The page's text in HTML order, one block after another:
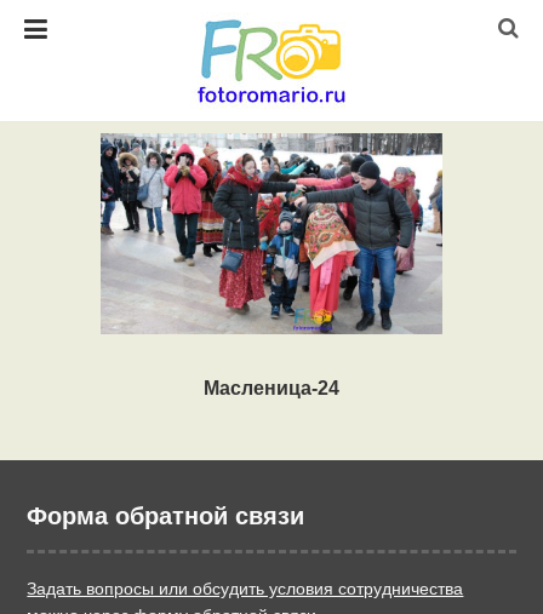
Масленица-24
Форма обратной связи
Задать вопросы или обсудить условия сотрудничества